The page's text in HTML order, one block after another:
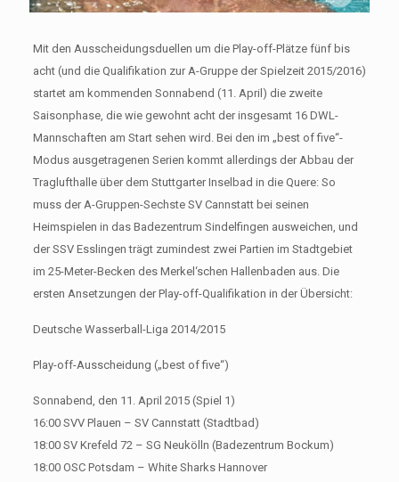
Mit den Ausscheidungsduellen um die Play-off-Plätze fünf bis
acht (und die Qualifikation zur A-Gruppe der Spielzeit 2015/2016)
startet am kommenden Sonnabend (11. April) die zweite
Saisonphase, die wie gewohnt acht der insgesamt 16 DWL-
Mannschaften am Start sehen wird. Bei den im „best of five“-
Modus ausgetragenen Serien kommt allerdings der Abbau der
Traglufthalle über dem Stuttgarter Inselbad in die Quere: So
muss der A-Gruppen-Sechste SV Cannstatt bei seinen
Heimspielen in das Badezentrum Sindelfingen ausweichen, und
der SSV Esslingen trägt zumindest zwei Partien im Stadtgebiet
im 25-Meter-Becken des Merkel‘schen Hallenbaden aus. Die
ersten Ansetzungen der Play-off-Qualifikation in der Übersicht:
Deutsche Wasserball-Liga 2014/2015
Play-off-Ausscheidung („best of five“)
Sonnabend, den 11. April 2015 (Spiel 1)
16:00 SVV Plauen – SV Cannstatt (Stadtbad)
18:00 SV Krefeld 72 – SG Neukölln (Badezentrum Bockum)
18:00 OSC Potsdam – White Sharks Hannover